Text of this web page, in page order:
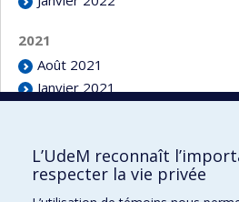
2021
Août 2021
Janvier 2021
L’UdeM reconnaît
respecter la vie privée